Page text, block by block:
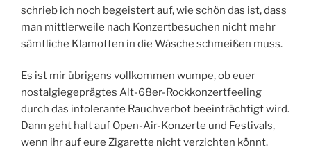
schrieb ich noch begeistert auf, wie schön das ist, dass
man mittlerweile nach Konzertbesuchen nicht mehr
sämtliche Klamotten in die Wäsche schmeißen muss.
Es ist mir übrigens vollkommen wumpe, ob euer
nostalgiegeprägtes Alt-68er-Rockkonzertfeeling
durch das intolerante Rauchverbot beeinträchtigt wird.
Dann geht halt auf Open-Air-Konzerte und Festivals,
wenn ihr auf eure Zigarette nicht verzichten könnt.